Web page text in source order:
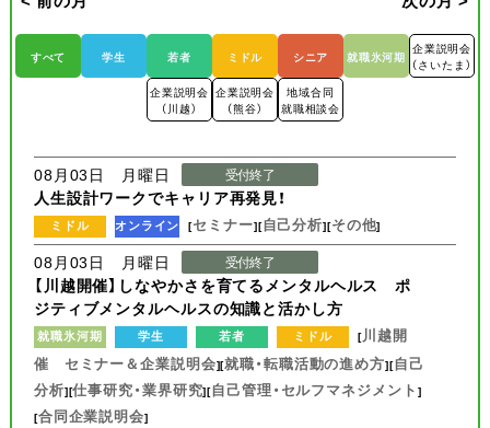
すべて 学生 若者 ミドル シニア 就職氷河期 企業説明会
（さいたま）
企業説明会
（川越）
企業説明会
（熊谷）
地域合同
就職相談会
08月03日 月曜日 受付終了
人生設計ワークでキャリア再発見！
ミドル オンライン [セミナー][自己分析][その他]
08月03日 月曜日 受付終了
【川越開催】しなやかさを育てるメンタルヘルス ポ
ジティブメンタルヘルスの知識と活かし方
就職氷河期 学生 若者 ミドル [川越開
催 セミナー＆企業説明会][就職・転職活動の進め方][自己
分析][仕事研究・業界研究][自己管理・セルフマネジメント ]
[合同企業説明会]